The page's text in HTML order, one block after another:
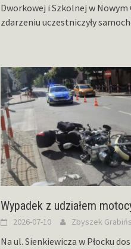
Dworkowej i Szkolnej w Nowym
zdarzeniu uczestniczyły
Wypadek z udziałem
2026-07-10 Zbyszek
Na ul. Sienkiewicza w Płocku